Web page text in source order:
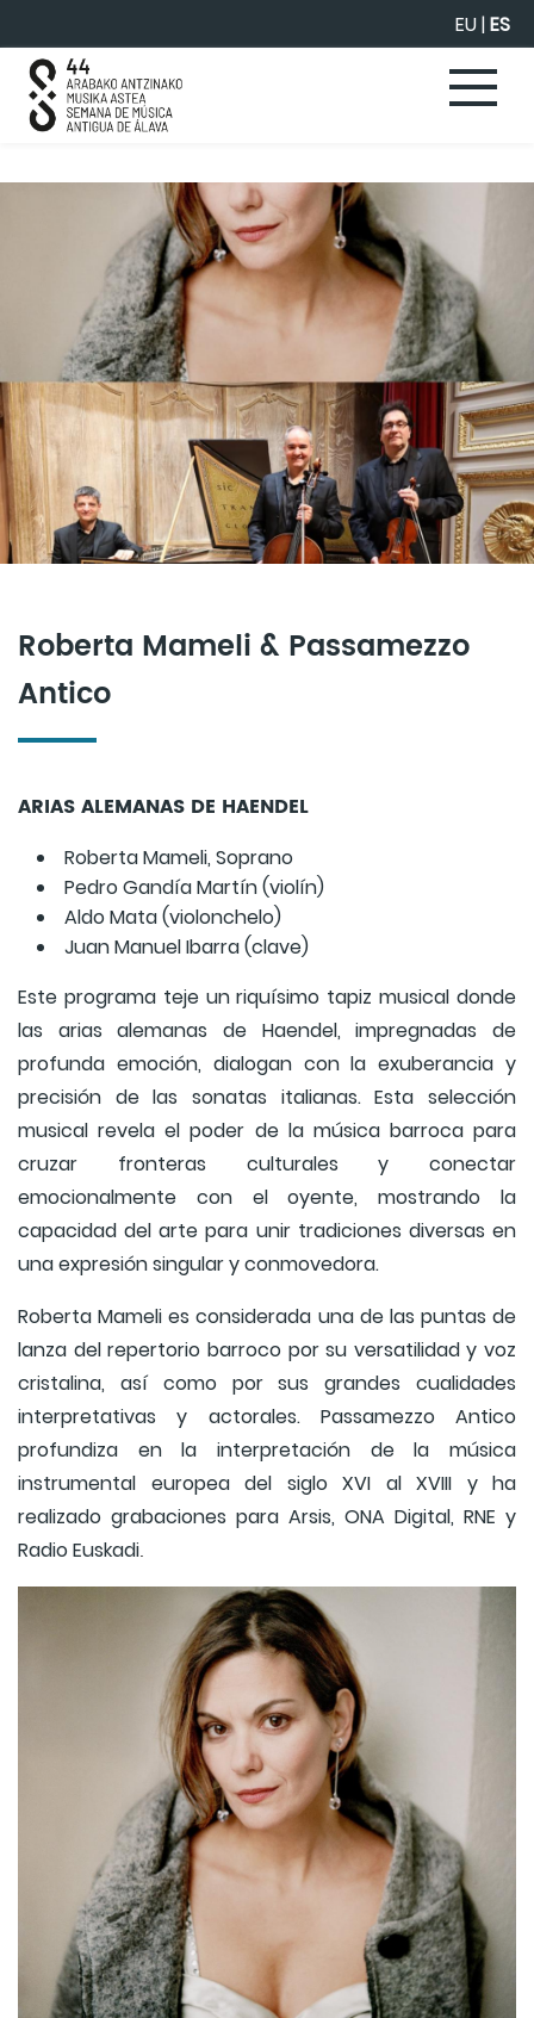
EU|ES
Roberta Mameli & Passamezzo
Antico
ARIAS ALEMANAS DE HAENDEL
Roberta Mameli, Soprano
Pedro Gandía Martín (violín)
Aldo Mata (violonchelo)
Juan Manuel Ibarra (clave)
Este programa teje un riquísimo tapiz musical donde
las arias alemanas de Haendel, impregnadas de
profunda emoción, dialogan con la exuberancia y
precisión de las sonatas italianas. Esta selección
musical revela el poder de la música barroca para
cruzar fronteras culturales y conectar
emocionalmente con el oyente, mostrando la
capacidad del arte para unir tradiciones diversas en
una expresión singular y conmovedora.
Roberta Mameli es considerada una de las puntas de
lanza del repertorio barroco por su versatilidad y voz
cristalina, así como por sus grandes cualidades
interpretativas y actorales. Passamezzo Antico
profundiza en la interpretación de la música
instrumental europea del siglo XVI al XVIII y ha
realizado grabaciones para Arsis, ONA Digital, RNE y
Radio Euskadi.